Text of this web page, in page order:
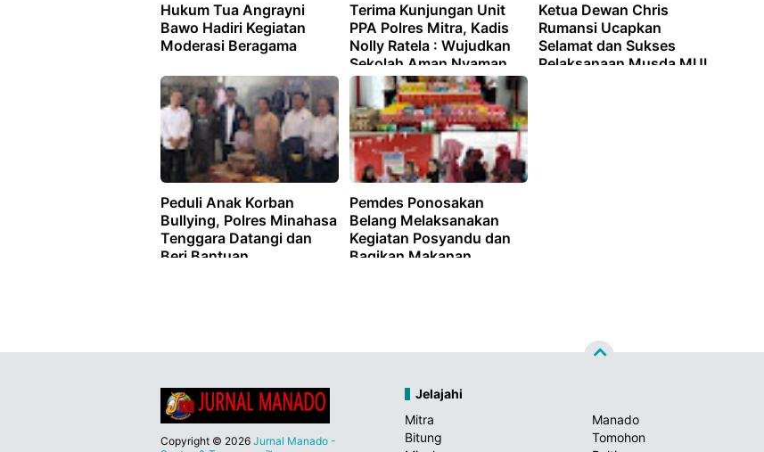
Hukum Tua Angrayni
Bawo Hadiri Kegiatan
Moderasi Beragama
Terima Kunjungan Unit
PPA Polres Mitra, Kadis
Nolly Ratela : Wujudkan
Sekolah Aman Nyaman
Ketua Dewan Chris
Rumansi Ucapkan
Selamat dan Sukses
Pelaksanaan Musda MUI
‎Peduli Anak Korban
Bullying, Polres Minahasa
Tenggara Datangi dan
Beri Bantuan
Pemdes Ponosakan
Belang Melaksanakan
Kegiatan Posyandu dan
Bagikan Makanan
Copyright © 2026 Jurnal Manado -
Jelajahi
Mitra
Manado
Bitung
Tomohon